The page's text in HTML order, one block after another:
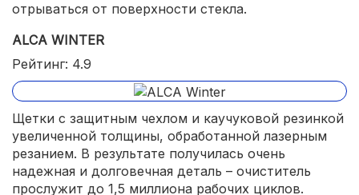
отрываться от поверхности стекла.
ALCA WINTER
Рейтинг: 4.9
Щетки с защитным чехлом и каучуковой резинкой
увеличенной толщины, обработанной лазерным
резанием. В результате получилась очень
надежная и долговечная деталь – очиститель
прослужит до 1,5 миллиона рабочих циклов.